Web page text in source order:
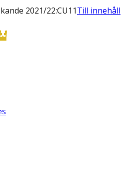
2021/22:CU11Till innehåll